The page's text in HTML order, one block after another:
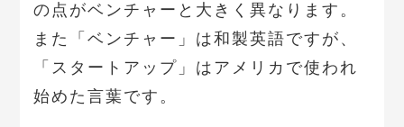
の点がベンチャーと大きく異なります。
また「ベンチャー」は和製英語ですが、
「スタートアップ」はアメリカで使われ
始めた言葉です。